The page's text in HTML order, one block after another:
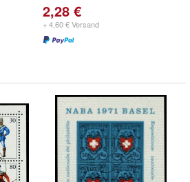
2,28 €
+ 4,60 € Versand